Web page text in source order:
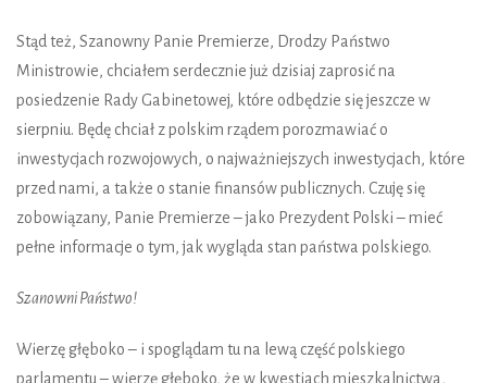
Stąd też, Szanowny Panie Premierze, Drodzy Państwo
Ministrowie, chciałem serdecznie już dzisiaj zaprosić na
posiedzenie Rady Gabinetowej, które odbędzie się jeszcze w
sierpniu. Będę chciał z polskim rządem porozmawiać o
inwestycjach rozwojowych, o najważniejszych inwestycjach, które
przed nami, a także o stanie finansów publicznych. Czuję się
zobowiązany, Panie Premierze – jako Prezydent Polski – mieć
pełne informacje o tym, jak wygląda stan państwa polskiego.
Szanowni Państwo!
Wierzę głęboko – i spoglądam tu na lewą część polskiego
parlamentu – wierzę głęboko, że w kwestiach mieszkalnictwa,